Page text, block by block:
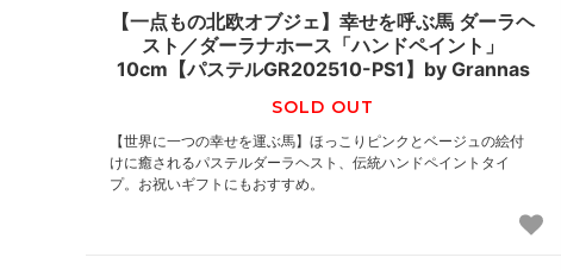
【一点もの北欧オブジェ】幸せを呼ぶ馬 ダーラヘ
スト／ダーラナホース「ハンドペイント」
10cm【パステルGR202510-PS1】by Grannas
SOLD OUT
【世界に一つの幸せを運ぶ馬】ほっこりピンクとベージュの絵付
けに癒されるパステルダーラヘスト、伝統ハンドペイントタイ
プ。お祝いギフトにもおすすめ。